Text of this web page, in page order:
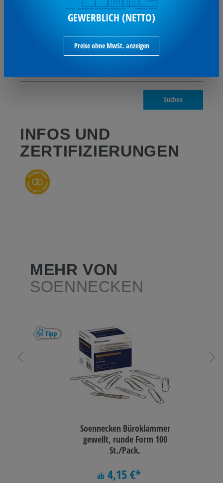
Foldbackklemmer
Federstahl
Suchen
INFOS UND
ZERTIFIZIERUNGEN
MEHR VON
SOENNECKEN
Soennecken Büroklammer
gewellt, runde Form 100
St./Pack.
ab 4,15 €*
GEWERBLICH (NETTO)
Preise ohne MwSt. anzeigen